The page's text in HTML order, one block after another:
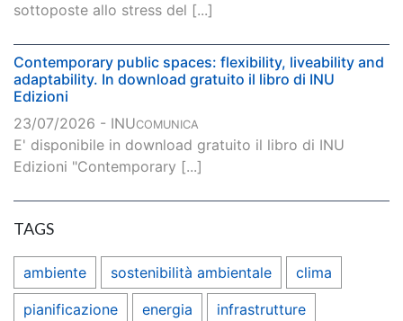
sottoposte allo stress del [...]
Contemporary public spaces: flexibility, liveability and
adaptability. In download gratuito il libro di INU
Edizioni
23/07/2026 - INUCOMUNICA
E' disponibile in download gratuito il libro di INU
Edizioni "Contemporary [...]
TAGS
ambiente sostenibilità ambientale clima
pianificazione energia infrastrutture